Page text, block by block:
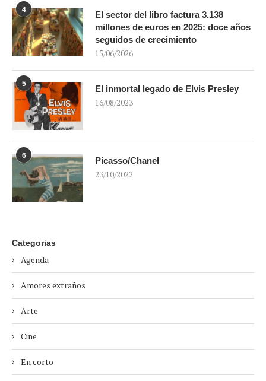
4
El sector del libro factura 3.138
millones de euros en 2025: doce años
seguidos de crecimiento
15/06/2026
5
El inmortal legado de Elvis Presley
16/08/2023
6
Picasso/Chanel
23/10/2022
Categorias
Agenda
Amores extraños
Arte
Cine
En corto